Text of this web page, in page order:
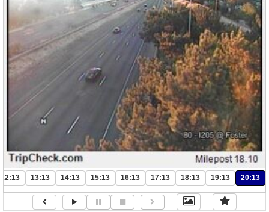
12:13 13:13 14:13 15:13 16:13 17:13 18:13 19:13 20:13